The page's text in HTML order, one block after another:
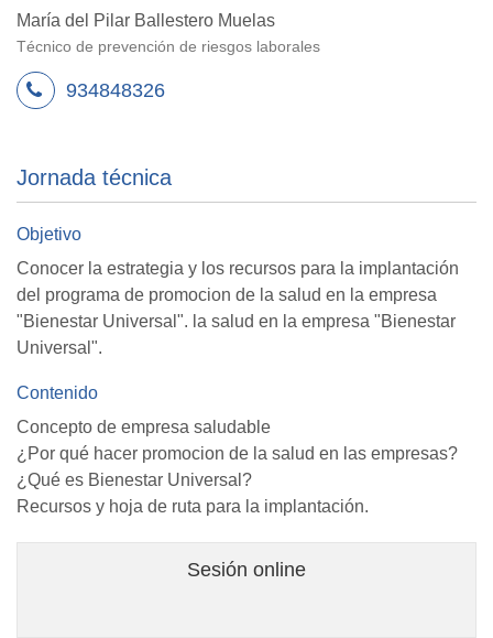
María del Pilar Ballestero Muelas
Técnico de prevención de riesgos laborales
934848326
Jornada técnica
Objetivo
Conocer la estrategia y los recursos para la implantación
del programa de promocion de la salud en la empresa
"Bienestar Universal". la salud en la empresa "Bienestar
Universal".
Contenido
Concepto de empresa saludable
¿Por qué hacer promocion de la salud en las empresas?
¿Qué es Bienestar Universal?
Recursos y hoja de ruta para la implantación.
Sesión online